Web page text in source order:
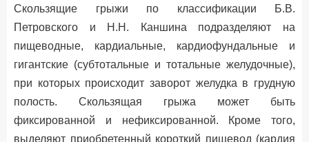
Скользящие грыжи по классификации Б.В.
Петровского и Н.Н. Каншина подразделяют на
пищеводные, кардиальные, кардиофундальные и
гигантские (субтотальные и тотальные желудочные),
при которых происходит заворот желудка в грудную
полость. Скользящая грыжа может быть
фиксированной и нефиксированной. Кроме того,
выделяют приобретенный короткий пищевод (кардия